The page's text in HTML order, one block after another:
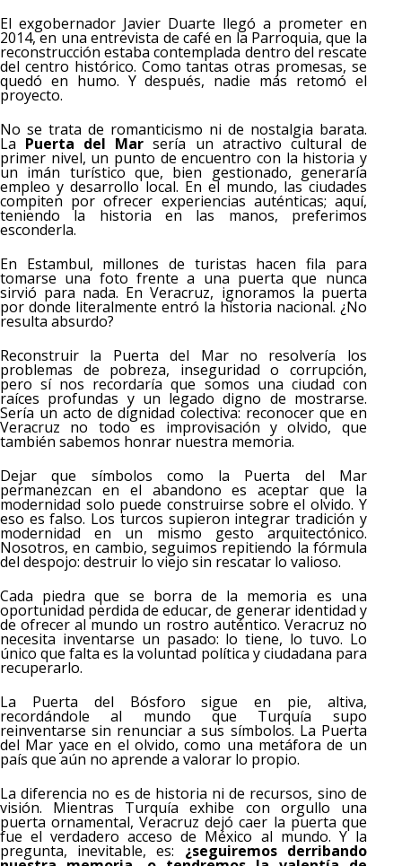
El exgobernador Javier Duarte llegó a prometer en
2014, en una entrevista de café en la Parroquia, que la
reconstrucción estaba contemplada dentro del rescate
del centro histórico. Como tantas otras promesas, se
quedó en humo. Y después, nadie más retomó el
proyecto.
No se trata de romanticismo ni de nostalgia barata.
La Puerta del Mar sería un atractivo cultural de
primer nivel, un punto de encuentro con la historia y
un imán turístico que, bien gestionado, generaría
empleo y desarrollo local. En el mundo, las ciudades
compiten por ofrecer experiencias auténticas; aquí,
teniendo la historia en las manos, preferimos
esconderla.
En Estambul, millones de turistas hacen fila para
tomarse una foto frente a una puerta que nunca
sirvió para nada. En Veracruz, ignoramos la puerta
por donde literalmente entró la historia nacional. ¿No
resulta absurdo?
Reconstruir la Puerta del Mar no resolvería los
problemas de pobreza, inseguridad o corrupción,
pero sí nos recordaría que somos una ciudad con
raíces profundas y un legado digno de mostrarse.
Sería un acto de dignidad colectiva: reconocer que en
Veracruz no todo es improvisación y olvido, que
también sabemos honrar nuestra memoria.
Dejar que símbolos como la Puerta del Mar
permanezcan en el abandono es aceptar que la
modernidad solo puede construirse sobre el olvido. Y
eso es falso. Los turcos supieron integrar tradición y
modernidad en un mismo gesto arquitectónico.
Nosotros, en cambio, seguimos repitiendo la fórmula
del despojo: destruir lo viejo sin rescatar lo valioso.
Cada piedra que se borra de la memoria es una
oportunidad perdida de educar, de generar identidad y
de ofrecer al mundo un rostro auténtico. Veracruz no
necesita inventarse un pasado: lo tiene, lo tuvo. Lo
único que falta es la voluntad política y ciudadana para
recuperarlo.
La Puerta del Bósforo sigue en pie, altiva,
recordándole al mundo que Turquía supo
reinventarse sin renunciar a sus símbolos. La Puerta
del Mar yace en el olvido, como una metáfora de un
país que aún no aprende a valorar lo propio.
La diferencia no es de historia ni de recursos, sino de
visión. Mientras Turquía exhibe con orgullo una
puerta ornamental, Veracruz dejó caer la puerta que
fue el verdadero acceso de México al mundo. Y la
pregunta, inevitable, es: ¿seguiremos derribando